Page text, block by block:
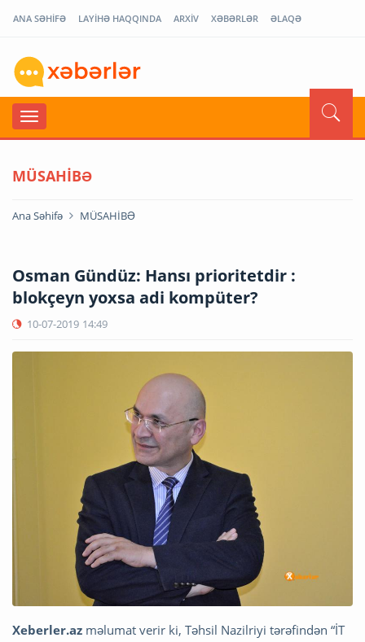
ANA SƏHİFƏ LAYİHƏ HAQQINDA ARXİV XƏBƏRLƏR ƏLAQƏ
MÜSAHİBƏ
Ana Səhifə MÜSAHİBƏ
Osman Gündüz: Hansı prioritetdir :
blokçeyn yoxsa adi kompüter?
10-07-2019 14:49
Xeberler.az məlumat verir ki, Təhsil Nazilriyi tərəfindən “İT